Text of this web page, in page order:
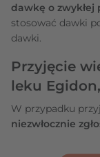
dawkę o
stosować dawki
dawki.
Przyjęcie
leku
W przypadku
niezwłocznie